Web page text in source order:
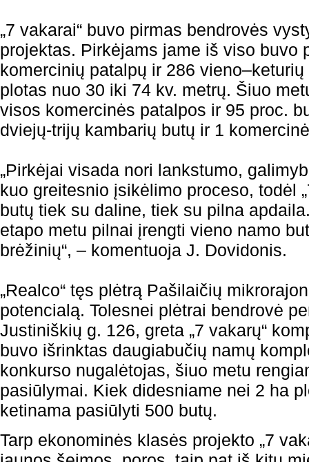
„7 vakarai“ buvo pirmas bendrovės
projektas. Pirkėjams jame iš viso buvo
komercinių patalpų ir 286
plotas nuo 30 iki 74 kv. metrų. Šiuo
visos komercinės patalpos ir 95 proc.
dviejų-trijų kambarių butų ir 1
„Pirkėjai visada nori lankstumo,
kuo greitesnio įsikėlimo proceso, todėl
butų tiek su daline, tiek su pilna
etapo metu pilnai įrengti vieno namo
brėžinių“, – komentuoja J. Dovidonis.
„Realco“ tęs plėtrą Pašilaičių
potencialą. Tolesnei plėtrai bendrovė
Justiniškių g. 126, greta „7 vakarų“
buvo išrinktas daugiabučių namų
konkurso nugalėtojas, šiuo metu
pasiūlymai. Kiek didesniame nei 2 ha
ketinama pasiūlyti 500 butų.
Tarp ekonominės klasės projekto „7